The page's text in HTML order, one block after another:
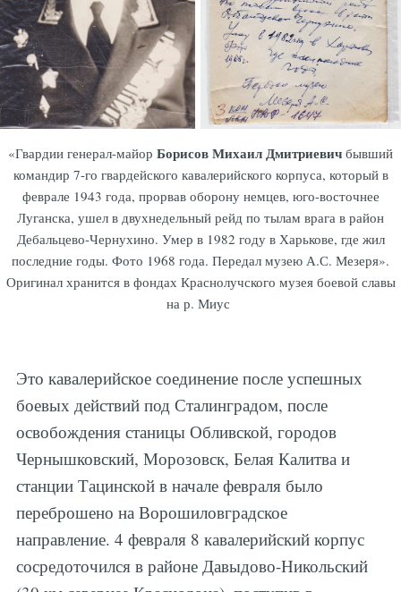
«Гвардии генерал-майор Борисов Михаил Дмитриевич бывший
командир 7-го гвардейского кавалерийского корпуса, который в
феврале 1943 года, прорвав оборону немцев, юго-восточнее
Луганска, ушел в двухнедельный рейд по тылам врага в район
Дебальцево-Чернухино. Умер в 1982 году в Харькове, где жил
последние годы. Фото 1968 года. Передал музею А.С. Мезеря».
Оригинал хранится в фондах Краснолучского музея боевой славы
на р. Миус
Это кавалерийское соединение после успешных
боевых действий под Сталинградом, после
освобождения станицы Обливской, городов
Чернышковский, Морозовск, Белая Калитва и
станции Тацинской в начале февраля было
переброшено на Ворошиловградское
направление. 4 февраля 8 кавалерийский корпус
сосредоточился в районе Давыдово-Никольский